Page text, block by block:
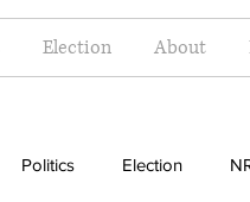
Election About
Politics Election